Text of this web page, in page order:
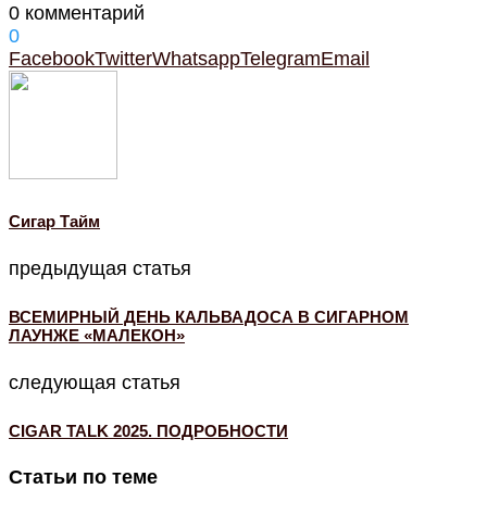
0 комментарий
0
FacebookTwitterWhatsappTelegramEmail
Cигар Тайм
предыдущая статья
ВСЕМИРНЫЙ ДЕНЬ КАЛЬВАДОСА В СИГАРНОМ
ЛАУНЖЕ «МАЛЕКОН»
следующая статья
CIGAR TALK 2025. ПОДРОБНОСТИ
Статьи по теме